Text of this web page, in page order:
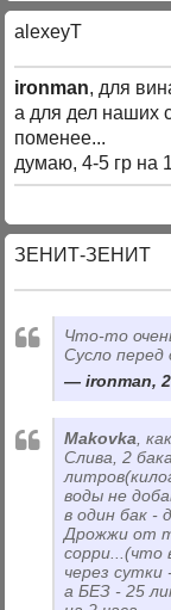
alexeyT
ironman, для
а для дел наших
поменее...
думаю, 4-5 гр на
ЗЕНИТ-ЗЕНИТ
Что-то
Сусло перед
ironman,
Makovka ,
Слива, 2
воды не
в один бак -
Дрожжи от
сорри...(что
через
а БЕЗ - 25